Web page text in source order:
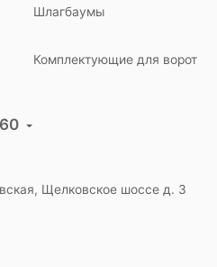
Шлагбаумы
Комплектующие для ворот
Щелковское шоссе д. 3